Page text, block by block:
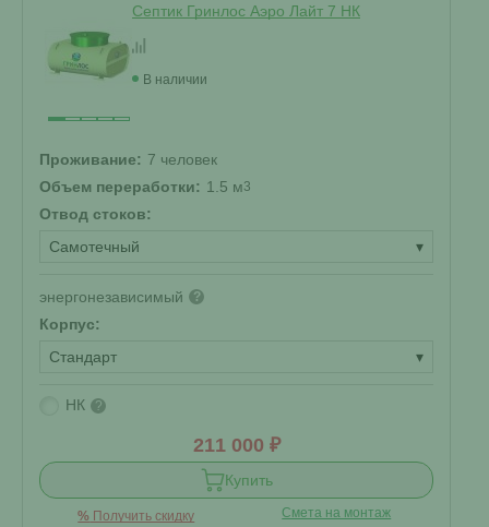
Септик Гринлос Аэро Лайт 7 НК
В наличии
Проживание: 7 человек
Объем переработки: 1.5 м3
Отвод стоков:
Самотечный
▾
энергонезависимый ?
Корпус:
Стандарт
▾
НК ?
211 000 ₽
Купить
% Получить скидку Смета на монтаж